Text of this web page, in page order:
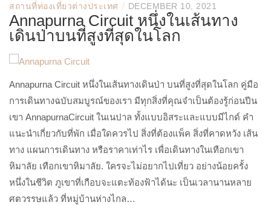
สถานที่ท่องเที่ยวต่างประเทศ / DECEMBER 10, 2021
Annapurna Circuit หนึ่งในเส้นทาง
เดินป่าบนที่สูงที่สุดในโลก
Annapurna Circuit หนึ่งในเส้นทางเดินป่า บนที่สูงที่สุดในโลก คู่มือ
การเดินทางฉบับสมบูรณ์ของเรา มีทุกสิ่งที่คุณจำเป็นต้องรู้ก่อนปีน
เขา AnnapurnaCircuit ในเนปาล ทั้งแบบอิสระและแบบมีไกด์ คำ
แนะนำเกี่ยวกับที่พัก เมื่อใดควรไป สิ่งที่ต้องแพ็ค สิ่งที่คาดหวัง เส้น
ทาง แผนการเดินทาง หรือราคาเท่าไร เพื่อเดินทางในเทือกเขา
หิมาลัย เทือกเขาหิมาลัย. ใครจะไม่อยากไปเที่ยว อย่างน้อยครั้ง
หนึ่งในชีวิต ภูเขาที่เกือบจะแตะท้องฟ้าได้นะ เป็นเวลานานหลาย
ศตวรรษแล้ว ที่หมู่บ้านห่างไกล…